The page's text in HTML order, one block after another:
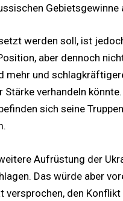
Gebietsgewinne
werden soll, ist
aber dennoch
mehr und
verhandeln
sich seine
Aufrüstung der
Das würde aber
versprochen, den